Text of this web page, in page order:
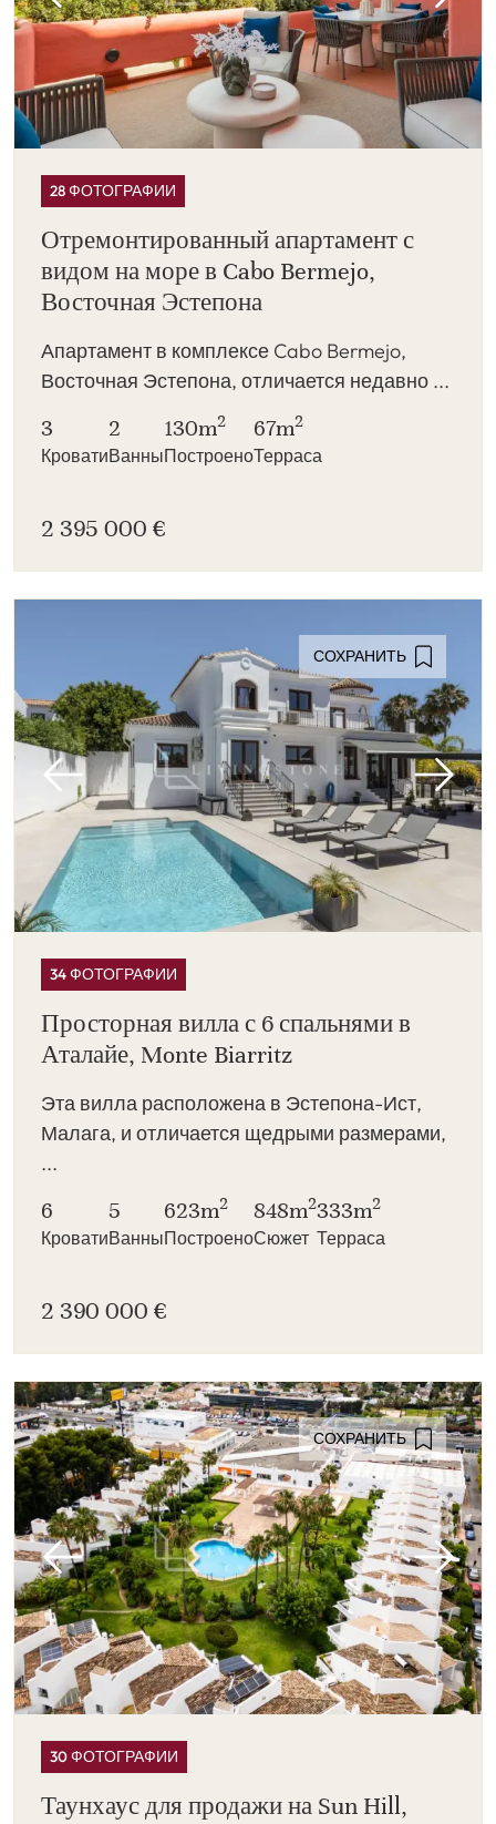
28 ФОТОГРАФИИ
Отремонтированный апартамент с
видом на море в Cabo Bermejo,
Восточная Эстепона
Апартамент в комплексе Cabo Bermejo,
Восточная Эстепона, отличается недавно ...
3
Кровати
2
Ванны
130m2
Построено
67m2
Терраса
2 395 000 €
СОХРАНИТЬ
34 ФОТОГРАФИИ
Просторная вилла с 6 спальнями в
Аталайе, Monte Biarritz
Эта вилла расположена в Эстепона-Ист,
Малага, и отличается щедрыми размерами,
...
6
Кровати
5
Ванны
623m2
Построено
848m2
Сюжет
333m2
Терраса
2 390 000 €
СОХРАНИТЬ
30 ФОТОГРАФИИ
Таунхаус для продажи на Sun Hill,